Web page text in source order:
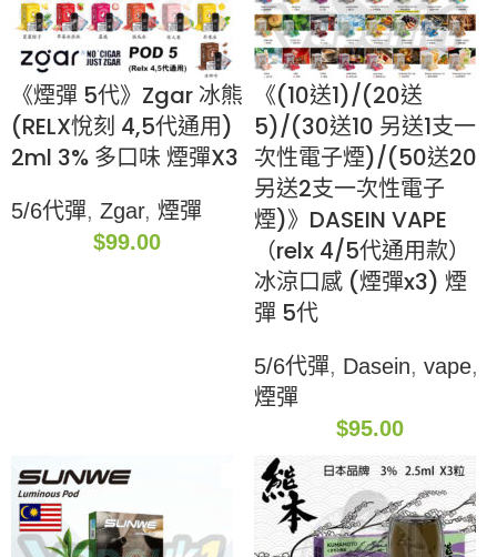
《煙彈 5代》Zgar 冰熊
(RELX悅刻 4,5代通用)
2ml 3% 多口味 煙彈X3
5/6代彈, Zgar, 煙彈
$99.00
《(10送1)/(20送
5)/(30送10 另送1支一
次性電子煙)/(50送20
另送2支一次性電子
煙)》DASEIN VAPE
（relx 4/5代通用款）
冰涼口感 (煙彈x3) 煙
彈 5代
5/6代彈, Dasein, vape,
煙彈
$95.00